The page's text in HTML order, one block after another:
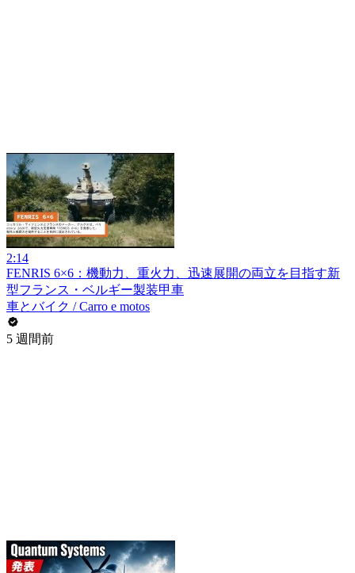
2:14
FENRIS 6×6：機動力、重火力、迅速展開の両立を目指す新
型フランス・ベルギー製装甲車
車とバイク / Carro e motos
5 週間前